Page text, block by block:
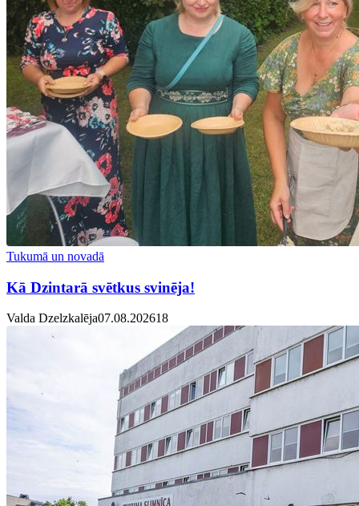
Tukumā un novadā
Kā Dzintarā svētkus svinēja!
Valda Dzelzkalēja07.08.202618